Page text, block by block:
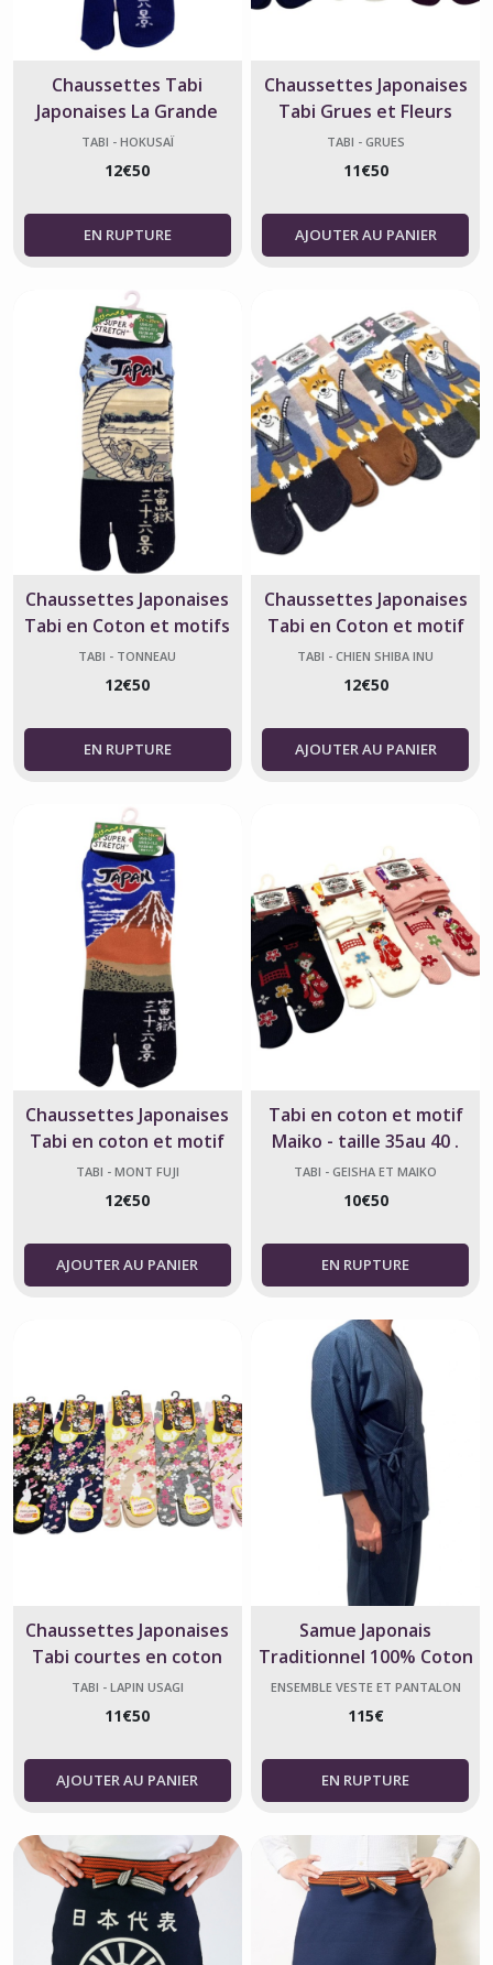
Chaussettes Tabi
Japonaises La Grande
Vague de Kanagawa
TABI - HOKUSAÏ
12€50
Chaussettes Japonaises
Tabi Grues et Fleurs
TABI - GRUES
11€50
AJOUTER AU PANIER
Chaussettes Japonaises
Tabi en Coton et motifs
Grand Tonneau - Taille 38-
49
TABI - TONNEAU
12€50
Chaussettes Japonaises
Tabi en Coton et motif
Shiba Inu Samouraï Taille
40 - 45 - Fabriqué au Japon
TABI - CHIEN SHIBA INU
12€50
AJOUTER AU PANIER
Chaussettes Japonaises
Tabi en coton et motif
Mont Fuji Rouge -
Pointure 38-45
TABI - MONT FUJI
12€50
AJOUTER AU PANIER
Tabi en coton et motif
Maiko - taille 35au 40 .
Fabriqué au Japon
TABI - GEISHA ET MAIKO
10€50
Chaussettes Japonaises
Tabi courtes en coton
motif Lapin Fleurs de
cerisier Taille Fr 34 - 40
TABI - LAPIN USAGI
11€50
AJOUTER AU PANIER
Samue Japonais
Traditionnel 100% Coton
Bleu
ENSEMBLE VESTE ET PANTALON
115€